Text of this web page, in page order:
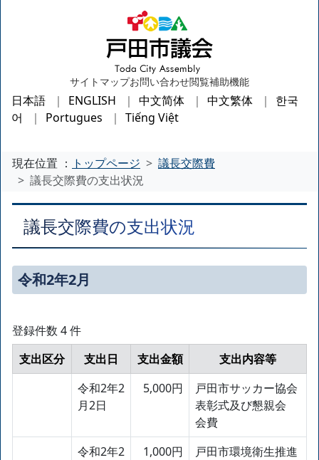
サイトマップお問い合わせ閲覧補助機能
日本語 ENGLISH 中文简体 中文繁体
한국
어
Portugues Tiếng Việt
現在位置 ： トップページ
議長交際費
議長交際費の支出状況
議長交際費の支出状況
令和2年2月
登録件数 4 件
支出区分
支出日 支出金額
支出内容等
令和2年2
月2日
5,000円
戸田市サッカー協会
表彰式及び懇親会
会費
令和2年2
1,000円
戸田市環境衛生推進